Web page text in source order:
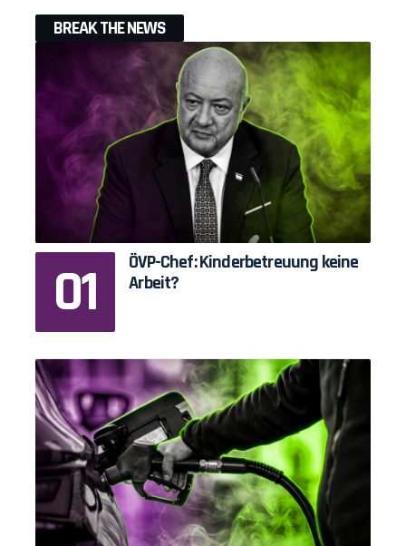
BREAK THE NEWS
ÖVP-Chef: Kinderbetreuung keine
Arbeit?